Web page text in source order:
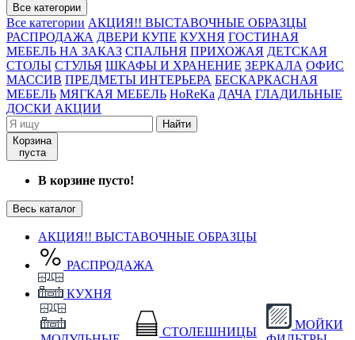
Все категории
Все категории АКЦИЯ!! ВЫСТАВОЧНЫЕ ОБРАЗЦЫ
РАСПРОДАЖА ДВЕРИ КУПЕ КУХНЯ ГОСТИНАЯ
МЕБЕЛЬ НА ЗАКАЗ СПАЛЬНЯ ПРИХОЖАЯ ДЕТСКАЯ
СТОЛЫ СТУЛЬЯ ШКАФЫ И ХРАНЕНИЕ ЗЕРКАЛА ОФИС
МАССИВ ПРЕДМЕТЫ ИНТЕРЬЕРА БЕСКАРКАСНАЯ
МЕБЕЛЬ МЯГКАЯ МЕБЕЛЬ HoReKa ДАЧА ГЛАДИЛЬНЫЕ
ДОСКИ АКЦИИ
Найти
Корзина
пуста
В корзине пусто!
Весь каталог
АКЦИЯ!! ВЫСТАВОЧНЫЕ ОБРАЗЦЫ
РАСПРОДАЖА
КУХНЯ
СТОЛЕШНИЦЫ
МОЙКИ